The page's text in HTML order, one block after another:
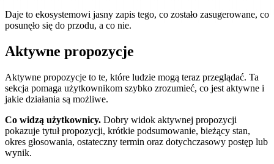
Daje to ekosystemowi jasny zapis tego, co zostało zasugerowane, co
posunęło się do przodu, a co nie.
Aktywne propozycje
Aktywne propozycje to te, które ludzie mogą teraz przeglądać. Ta
sekcja pomaga użytkownikom szybko zrozumieć, co jest aktywne i
jakie działania są możliwe.
Co widzą użytkownicy. Dobry widok aktywnej propozycji
pokazuje tytuł propozycji, krótkie podsumowanie, bieżący stan,
okres głosowania, ostateczny termin oraz dotychczasowy postęp lub
wynik.